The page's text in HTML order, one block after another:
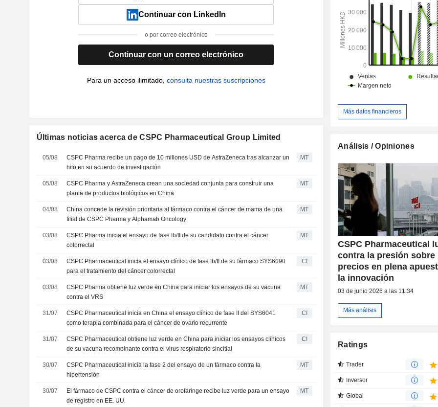
Continuar con LinkedIn
o por correo electrónico
Continuar con un correo electrónico
Para un acceso ilimitado, consulta nuestras suscripciones
Últimas noticias acerca de CSPC Pharmaceutical Group Limited
05/08
CSPC Pharma recibe un pago de 10 millones USD de AstraZeneca tras alcanzar un
hito en su acuerdo de investigación
MT
05/08
CSPC Pharma y AstraZeneca crean una sociedad conjunta para construir una
planta de productos biológicos en China
MT
04/08
China concede la revisión prioritaria al fármaco contra el cáncer de mama de una
filial de CSPC Pharma y Alphamab Oncology
MT
03/08
CSPC Pharma inicia el ensayo de fase Ib/II de su candidato contra el cáncer
colorrectal
MT
03/08
CSPC Pharmaceutical inicia el ensayo clínico de fase Ib/II de su fármaco SYS6090
para el tratamiento del cáncer colorrectal
CI
03/08
CSPC Pharma obtiene luz verde en China para iniciar los ensayos de su vacuna
contra el VRS
MT
31/07
CSPC Pharmaceutical inicia en China el ensayo clínico de fase II del SYS6041
como terapia combinada para el cáncer de ovario recurrente
CI
31/07
CSPC Pharmaceutical obtiene luz verde en China para iniciar los ensayos clínicos
de su vacuna recombinante contra el virus respiratorio sincitial
CI
30/07
CSPC Pharmaceutical inicia la fase 2 del ensayo de un fármaco contra la
hipertensión
MT
30/07
El fármaco de CSPC contra el cáncer de orofaringe recibe luz verde para un ensayo
de registro en EE. UU.
MT
Más datos financieros
Análisis / Opiniones
CSPC Pharmaceutical
contra la presión sobre
precios en plena
la innovación
03 de junio 2026 a las 11:34
Más análisis
Ratings
Trader
Inversor
Global